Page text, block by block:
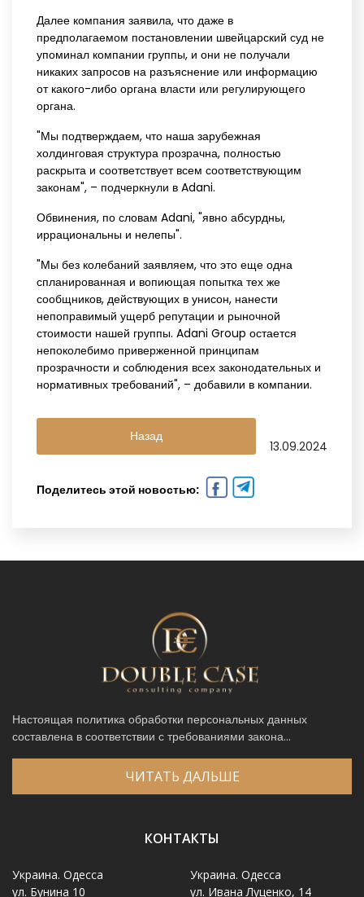
Далее компания заявила, что даже в
предполагаемом постановлении швейцарский суд не
упоминал компании группы, и они не получали
никаких запросов на разъяснение или информацию
от какого-либо органа власти или регулирующего
органа.
"Мы подтверждаем, что наша зарубежная
холдинговая структура прозрачна, полностью
раскрыта и соответствует всем соответствующим
законам", – подчеркнули в Adani.
Обвинения, по словам Adani, "явно абсурдны,
иррациональны и нелепы".
"Мы без колебаний заявляем, что это еще одна
спланированная и вопиющая попытка тех же
сообщников, действующих в унисон, нанести
непоправимый ущерб репутации и рыночной
стоимости нашей группы. Adani Group остается
непоколебимо приверженной принципам
прозрачности и соблюдения всех законодательных и
нормативных требований", – добавили в компании.
Назад
13.09.2024
Поделитесь этой новостью:
Настоящая политика обработки персональных данных
составлена в соответствии с требованиями закона...
ЧИТАТЬ ДАЛЬШЕ
КОНТАКТЫ
Украина. Одесса
ул. Бунина 10
Украина. Одесса
ул. Ивана Луценко, 14